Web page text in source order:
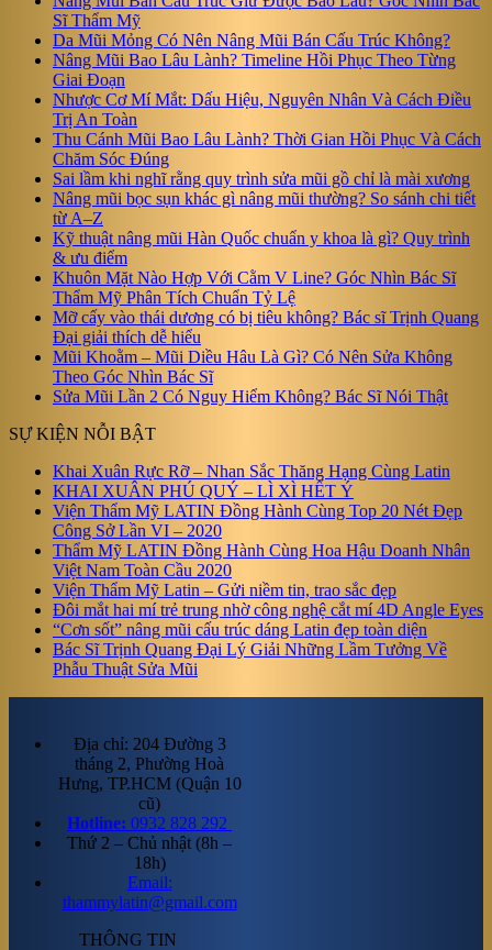
Sĩ Thẩm Mỹ
Da Mũi Mỏng Có Nên Nâng Mũi Bán Cấu Trúc Không?
Nâng Mũi Bao Lâu Lành? Timeline Hồi Phục Theo Từng
Giai Đoạn
Nhược Cơ Mí Mắt: Dấu Hiệu, Nguyên Nhân Và Cách Điều
Trị An Toàn
Thu Cánh Mũi Bao Lâu Lành? Thời Gian Hồi Phục Và Cách
Chăm Sóc Đúng
Sai lầm khi nghĩ rằng quy trình sửa mũi gồ chỉ là mài xương
Nâng mũi bọc sụn khác gì nâng mũi thường? So sánh chi tiết
từ A–Z
Kỹ thuật nâng mũi Hàn Quốc chuẩn y khoa là gì? Quy trình
& ưu điểm
Khuôn Mặt Nào Hợp Với Cằm V Line? Góc Nhìn Bác Sĩ
Thẩm Mỹ Phân Tích Chuẩn Tỷ Lệ
Mỡ cấy vào thái dương có bị tiêu không? Bác sĩ Trịnh Quang
Đại giải thích dễ hiểu
Mũi Khoằm – Mũi Diều Hâu Là Gì? Có Nên Sửa Không
Theo Góc Nhìn Bác Sĩ
Sửa Mũi Lần 2 Có Nguy Hiểm Không? Bác Sĩ Nói Thật
SỰ KIỆN NỖI BẬT
Khai Xuân Rực Rỡ – Nhan Sắc Thăng Hạng Cùng Latin
KHAI XUÂN PHÚ QUÝ – LÌ XÌ HẾT Ý
Viện Thẩm Mỹ LATIN Đồng Hành Cùng Top 20 Nét Đẹp
Công Sở Lần VI – 2020
Thẩm Mỹ LATIN Đồng Hành Cùng Hoa Hậu Doanh Nhân
Việt Nam Toàn Cầu 2020
Viện Thẩm Mỹ Latin – Gửi niềm tin, trao sắc đẹp
Đôi mắt hai mí trẻ trung nhờ công nghệ cắt mí 4D Angle Eyes
“Cơn sốt” nâng mũi cấu trúc dáng Latin đẹp toàn diện
Bác Sĩ Trịnh Quang Đại Lý Giải Những Lầm Tưởng Về
Phẫu Thuật Sửa Mũi
Địa chỉ: 204 Đường 3
tháng 2, Phường Hoà
Hưng, TP.HCM (Quận 10
cũ)
Hotline: 0932 828 292
Thứ 2 – Chủ nhật (8h –
18h)
Email:
thammylatin@gmail.com
THÔNG TIN